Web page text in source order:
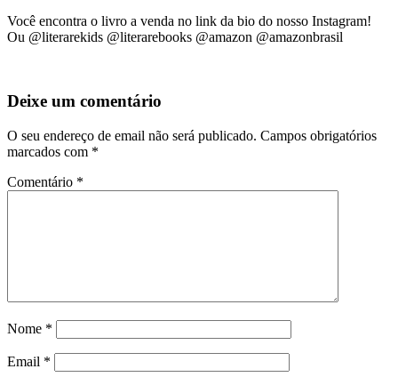
Você encontra o livro a venda no link da bio do nosso Instagram!
Ou @literarekids @literarebooks @amazon @amazonbrasil
Deixe um comentário
O seu endereço de email não será publicado. Campos obrigatórios
marcados com *
Comentário *
Nome *
Email *